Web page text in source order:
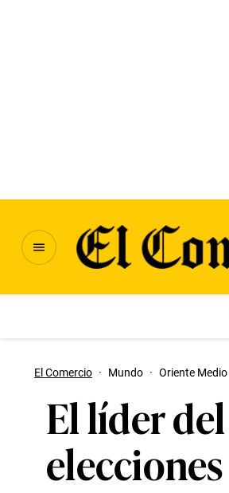
El Comercio · Mundo · Oriente Medio
El líder